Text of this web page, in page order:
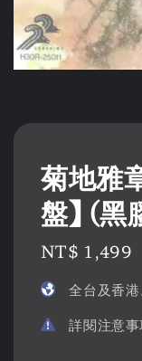
菊地雅
盤】 (
Regular
NT$ 1,499
全台及香
詳閱注意